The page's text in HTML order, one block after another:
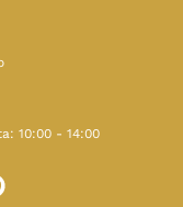
10:00 - 14:00